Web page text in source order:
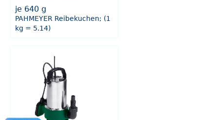
je 640 g
PAHMEYER Reibekuchen; (1
kg = 5.14)